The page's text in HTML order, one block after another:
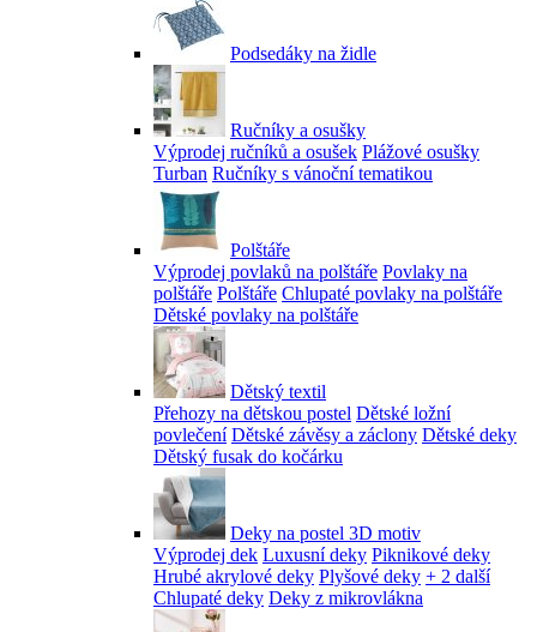
Podsedáky na židle
Ručníky a osušky
Výprodej ručníků a osušek Plážové osušky
Turban Ručníky s vánoční tematikou
Polštáře
Výprodej povlaků na polštáře Povlaky na
polštáře Polštáře Chlupaté povlaky na polštáře
Dětské povlaky na polštáře
Dětský textil
Přehozy na dětskou postel Dětské ložní
povlečení Dětské závěsy a záclony Dětské deky
Dětský fusak do kočárku
Deky na postel 3D motiv
Výprodej dek Luxusní deky Piknikové deky
Hrubé akrylové deky Plyšové deky + 2 další
Chlupaté deky Deky z mikrovlákna